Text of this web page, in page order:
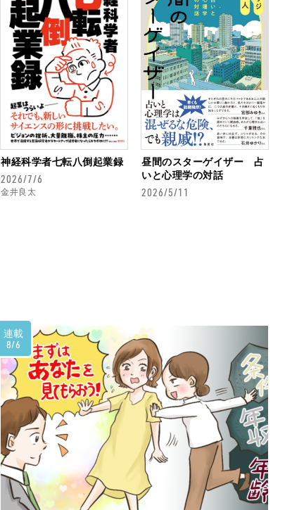
神経科学者七転八倒起業録
2026/7/6
金井良太
昼間のスターゲイザー 占
いと心理学の対話
2026/5/11
連載
8/6